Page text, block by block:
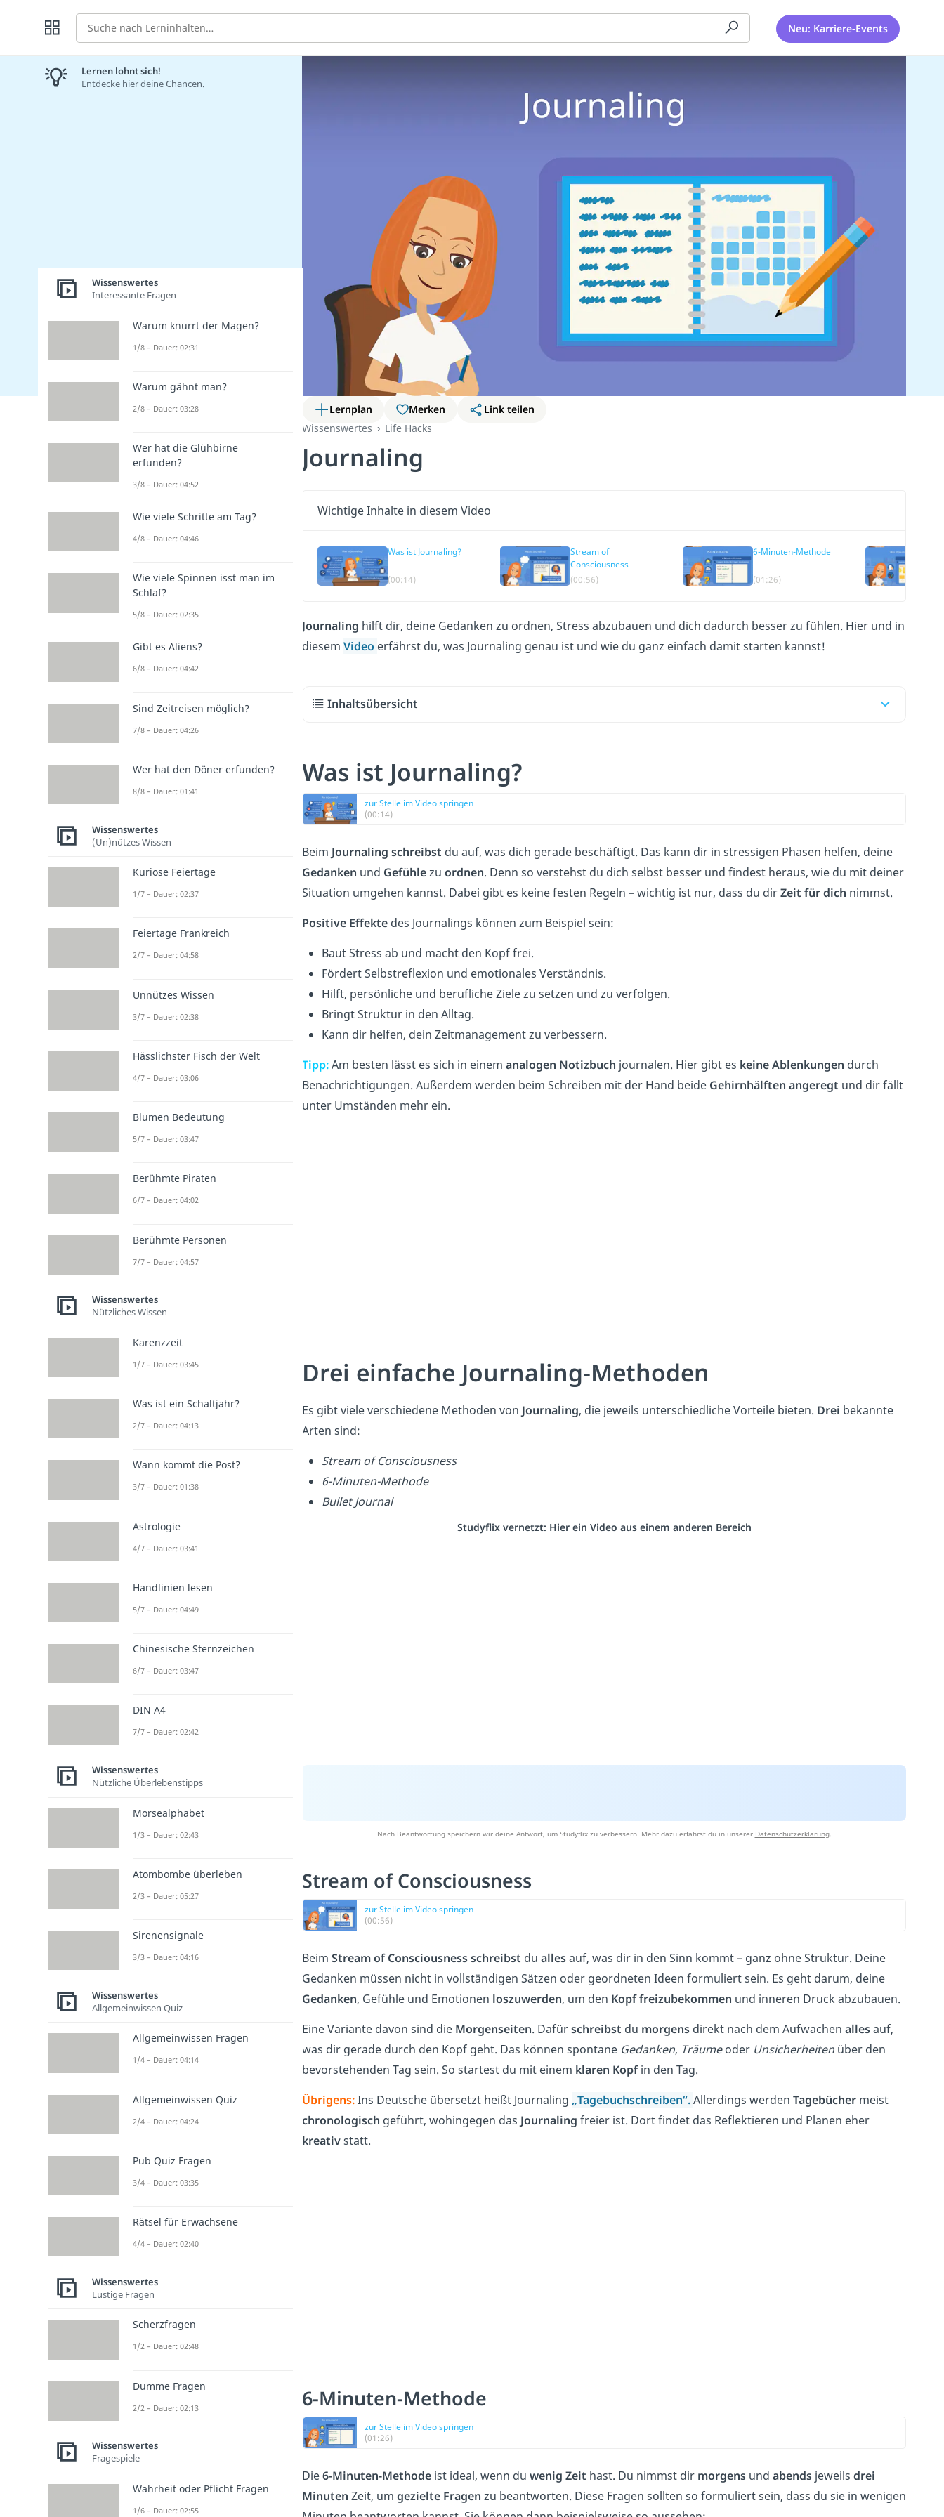
Suche Neu: Karriere-Events
Lernplan Merken
Link teilen
Wissenswertes
Life Hacks
Journaling
Wichtige Inhalte in diesem Video
Was ist Journaling?
(00:14)
Stream of
Consciousness
(00:56)
6-Minuten-Methode
(01:26)
Journaling hilft dir, deine Gedanken zu ordnen, Stress abzubauen und dich dadurch besser zu fühlen. Hier und in
diesem Video erfährst du, was Journaling genau ist und wie du ganz einfach damit starten kannst!
Inhaltsübersicht
Was ist Journaling?
zur Stelle im Video springen
(00:14)
Beim Journaling schreibst du auf, was dich gerade beschäftigt. Das kann dir in stressigen Phasen helfen, deine
Gedanken und Gefühlezu ordnen. Denn so verstehst du dich selbst besser und findest heraus, wie du mit deiner
Situation umgehen kannst. Dabei gibt es keine festen Regeln – wichtig ist nur, dass du dirZeit für dich nimmst.
Positive Effekte des Journalings können zum Beispiel sein:
Baut Stress ab und macht den Kopf frei.
Fördert Selbstreflexion und emotionales Verständnis.
Hilft, persönliche und berufliche Ziele zu setzen und zu verfolgen.
Bringt Struktur in den Alltag.
Kann dir helfen, dein Zeitmanagement zu verbessern.
Tipp:Am besten lässt es sich in einem analogen Notizbuch journalen. Hier gibt es keine Ablenkungen durch
Benachrichtigungen. Außerdem werden beim Schreiben mit der Hand beide Gehirnhälften angeregt und dir fällt
unter Umständen mehr ein.
Drei einfache Journaling-Methoden
Es gibt viele verschiedene Methoden von Journaling, die jeweils unterschiedliche Vorteile bieten. Drei bekannte
Arten sind:
Stream of Consciousness
6-Minuten-Methode
Bullet Journal
Studyflix vernetzt: Hier ein Video aus einem anderen Bereich
Nach Beantwortung speichern wir deine Antwort, um Studyflix zu verbessern. Mehr dazu erfährst du in unserer Datenschutzerklärung.
Stream of Consciousness
zur Stelle im Video springen
(00:56)
Beim Stream of Consciousnessschreibst du allesauf, was dir in den Sinn kommt – ganz ohne Struktur. Deine
Gedanken müssen nicht in vollständigen Sätzen oder geordneten Ideen formuliert sein. Es geht darum, deine
Gedanken, Gefühle und Emotionen loszuwerden, um den Kopffreizubekommen und inneren Druck abzubauen.
Eine Variante davon sind die Morgenseiten. Dafürschreibst du morgens direkt nach dem Aufwachen allesauf,
was dir gerade durch den Kopf geht. Das können spontane Gedanken, Träumeoder Unsicherheiten über den
bevorstehenden Tag sein. So startest du mit einem klaren Kopfin den Tag.
Übrigens:Ins Deutsche übersetzt heißt Journaling „Tagebuchschreiben“.Allerdings werden Tagebücher meist
chronologisch geführt, wohingegen das Journaling freier ist. Dort findet das Reflektieren und Planen eher
kreativstatt.
6-Minuten-Methode
zur Stelle im Video springen
(01:26)
Die6-Minuten-Methode ist ideal, wenn du wenig Zeit hast. Du nimmst dir morgens und abends jeweils drei
Minuten Zeit, um gezielte Fragen zu beantworten. Diese Fragen sollten so formuliert sein, dass du sie in wenigen
Lernen lohnt sich!
Entdecke hier deine Chancen.
Wissenswertes
Interessante Fragen
Warum knurrt der Magen?
1/8 – Dauer: 02:31
Warum gähnt man?
2/8 – Dauer: 03:28
Wer hat die Glühbirne
erfunden?
3/8 – Dauer: 04:52
Wie viele Schritte am Tag?
4/8 – Dauer: 04:46
Wie viele Spinnen isst man im
Schlaf?
5/8 – Dauer: 02:35
Gibt es Aliens?
6/8 – Dauer: 04:42
Sind Zeitreisen möglich?
7/8 – Dauer: 04:26
Wer hat den Döner erfunden?
8/8 – Dauer: 01:41
Wissenswertes
(Un)nützes Wissen
Kuriose Feiertage
1/7 – Dauer: 02:37
Feiertage Frankreich
2/7 – Dauer: 04:58
Unnützes Wissen
3/7 – Dauer: 02:38
Hässlichster Fisch der Welt
4/7 – Dauer: 03:06
Blumen Bedeutung
5/7 – Dauer: 03:47
Berühmte Piraten
6/7 – Dauer: 04:02
Berühmte Personen
7/7 – Dauer: 04:57
Wissenswertes
Nützliches Wissen
Karenzzeit
1/7 – Dauer: 03:45
Was ist ein Schaltjahr?
2/7 – Dauer: 04:13
Wann kommt die Post?
3/7 – Dauer: 01:38
Astrologie
4/7 – Dauer: 03:41
Handlinien lesen
5/7 – Dauer: 04:49
Chinesische Sternzeichen
6/7 – Dauer: 03:47
DIN A4
7/7 – Dauer: 02:42
Wissenswertes
Nützliche Überlebenstipps
Morsealphabet
1/3 – Dauer: 02:43
Atombombe überleben
2/3 – Dauer: 05:27
Sirenensignale
3/3 – Dauer: 04:16
Wissenswertes
Allgemeinwissen Quiz
Allgemeinwissen Fragen
1/4 – Dauer: 04:14
Allgemeinwissen Quiz
2/4 – Dauer: 04:24
Pub Quiz Fragen
3/4 – Dauer: 03:35
Rätsel für Erwachsene
4/4 – Dauer: 02:40
Wissenswertes
Lustige Fragen
Scherzfragen
1/2 – Dauer: 02:48
Dumme Fragen
2/2 – Dauer: 02:13
Wissenswertes
Fragespiele
Wahrheit oder Pflicht Fragen
1/6 – Dauer: 02:55